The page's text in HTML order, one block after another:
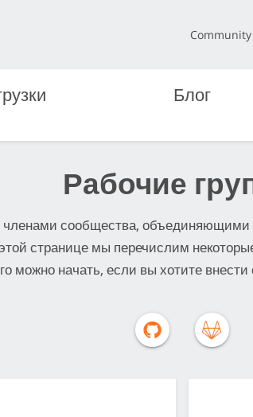
Блог
Рабочие
сообщества,
странице мы перечислим
можно начать, если вы хотите